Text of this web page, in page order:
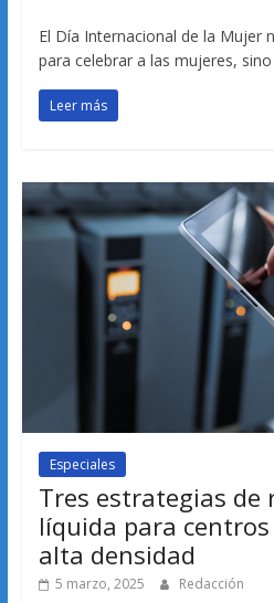
El Día Internacional de la Mujer
para celebrar a las mujeres,
Leer más
Especiales
Tres estrategias de
líquida para
alta densidad
5 marzo, 2025 Redacción